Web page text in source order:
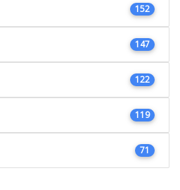
152
147
122
119
71